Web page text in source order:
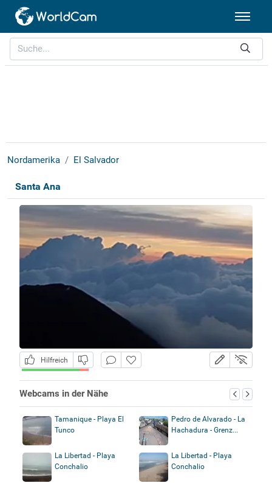
Nordamerika El Salvador
Santa Ana
Hilfreich
Webcams in der Nähe
Tamanique - Playa El
Tunco
Pedro de Alvarado - La
Hachadura - Grenz...
La Libertad - Playa
Conchalio
La Libertad - Playa
Conchalio